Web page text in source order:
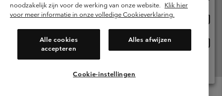
Cookies
Public CBCR
noodzakelijk zijn voor de werking van onze website. Klik hier
voor meer informatie in onze volledige Cookieverklaring.
Alle cookies
accepteren
Alles afwijzen
Cookie-instellingen
Netherlands-English
Netherlands-Dutch
Alle Locaties Bekijken